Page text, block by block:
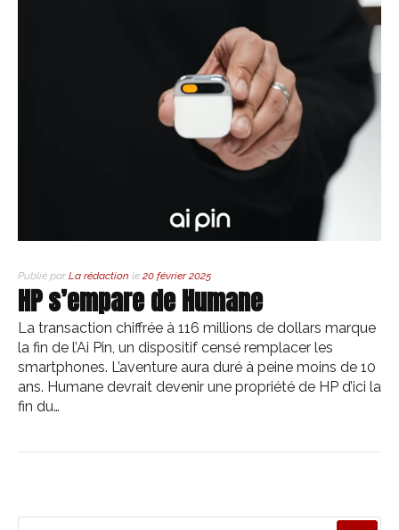
Publié par La rédaction le 20 février 2025
HP s’empare de Humane
La transaction chiffrée à 116 millions de dollars marque
la fin de l’Ai Pin, un dispositif censé remplacer les
smartphones. L’aventure aura duré à peine moins de 10
ans. Humane devrait devenir une propriété de HP d’ici la
fin du…